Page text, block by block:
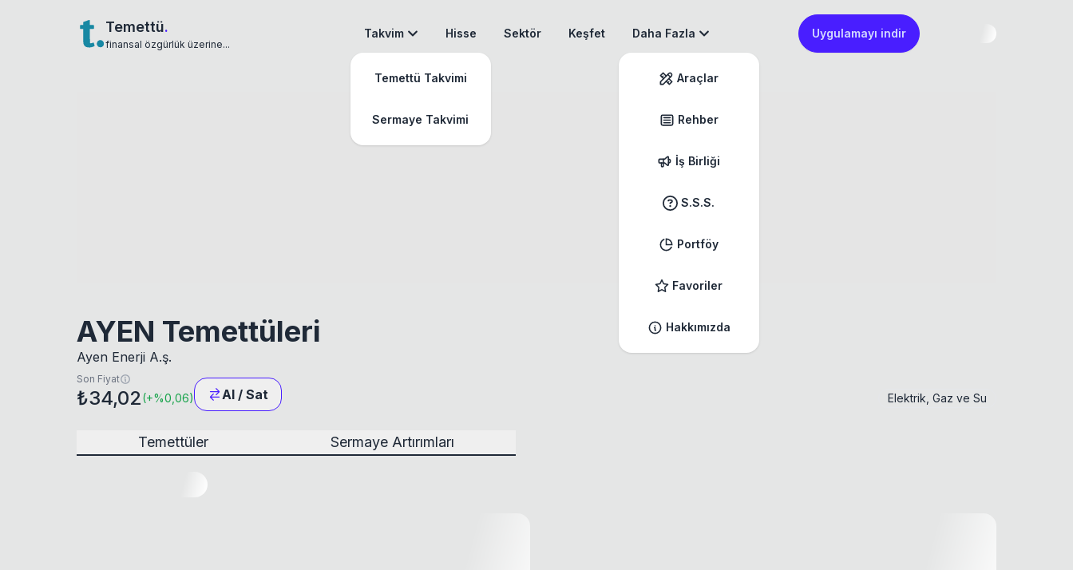
Temettü.
finansal özgürlük üzerine...
Takvim
Temettü Takvimi
Sermaye Takvimi
Hisse Sektör Keşfet Daha Fazla
Araçlar
Rehber
İş Birliği
S.S.S.
Portföy
Favoriler
Hakkımızda
Uygulamayı indir
AYEN Temettüleri
Ayen Enerji A.ş.
Son Fiyat
₺34,02(+%0,06) Al / Sat Elektrik, Gaz ve Su
Temettüler Sermaye Artırımları